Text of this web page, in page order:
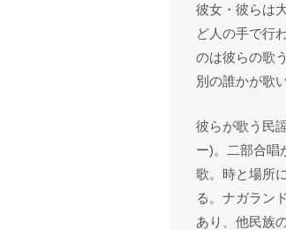
彼女・彼らは
ど人の手で行
のは彼らの歌
別の誰かが歌
彼らが歌う民
ー)。二部合唱
歌。時と場所
る。ナガラン
あり、他民族